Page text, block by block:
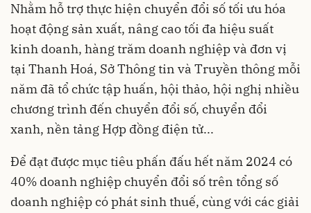
Nhằm hỗ trợ thực hiện chuyển đổi số tối ưu hóa
hoạt động sản xuất, nâng cao tối đa hiệu suất
kinh doanh, hàng trăm doanh nghiệp và đơn vị
tại Thanh Hoá, Sở Thông tin và Truyền thông mỗi
năm đã tổ chức tập huấn, hội thảo, hội nghị nhiều
chương trình đến chuyển đổi số, chuyển đổi
xanh, nền tảng Hợp đồng điện tử...
Để đạt được mục tiêu phấn đấu hết năm 2024 có
40% doanh nghiệp chuyển đổi số trên tổng số
doanh nghiệp có phát sinh thuế, cùng với các giải